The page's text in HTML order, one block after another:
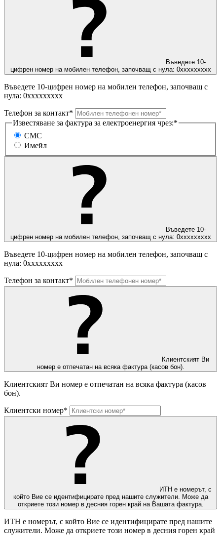
Въведете 10-
цифрен номер на мобилен телефон, започващ с нула: 0ххххххххх
Въведете 10-цифрен номер на мобилен телефон, започващ с
нула: 0ххххххххх
Телефон за контакт*
Известяване за фактура за електроенергия чрез:*
СМС
Имейл
Въведете 10-
цифрен номер на мобилен телефон, започващ с нула: 0ххххххххх
Въведете 10-цифрен номер на мобилен телефон, започващ с
нула: 0ххххххххх
Телефон за контакт*
Клиентският Ви
номер е отпечатан на всяка фактура (касов бон).
Клиентският Ви номер е отпечатан на всяка фактура (касов
бон).
Клиентски номер*
ИТН е номерът, с
който Вие се идентифицирате пред нашите служители. Може да
откриете този номер в десния горен край на Вашата фактура.
ИТН е номерът, с който Вие се идентифицирате пред нашите
служители. Може да откриете този номер в десния горен край